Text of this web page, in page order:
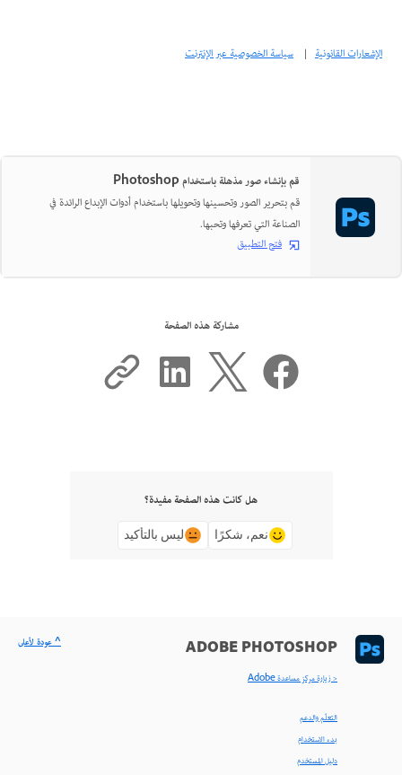
الإشعارات القانونية | سياسة الخصوصية عبر الإنترنت
قم بإنشاء صور مذهلة باستخدام Photoshop
قم بتحرير الصور وتحسينها وتحويلها باستخدام أدوات الإبداع الرائدة في
الصناعة التي تعرفها وتحبها.
فتح التطبيق
مشاركة هذه الصفحة
هل كانت هذه الصفحة مفيدة؟
نعم، شكرًا ليس بالتأكيد
ADOBE PHOTOSHOP
< زيارة مركز مساعدة Adobe
التعلّم والدعم
بدء الاستخدام
دليل المستخدم
^ عودة لأعلى